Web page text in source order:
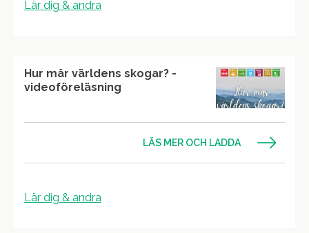
Lär dig & andra
Hur mår världens skogar? -
videoföreläsning
LÄS MER OCH LADDA
Lär dig & andra